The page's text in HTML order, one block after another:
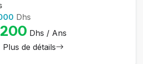
Dhs
200 Dhs / Ans
Plus de détails